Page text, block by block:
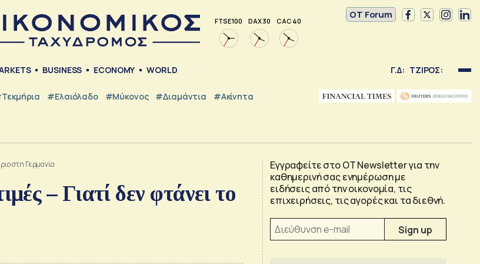
FTSE 100 DAX 30 CAC 40
OT Forum
BUSINESS ECONOMY WORLD Γ.Δ: ΤΖΙΡΟΣ:
#Ελαιόλαδο #Μύκονος #Διαμάντια #Ακίνητα
στη Γερμανία
– Γιατί δεν φτάνει το
Εγγραφείτε στο OT Newsletter για την
καθημερινή σας ενημέρωση με
ειδήσεις από την οικονομία, τις
επιχειρήσεις, τις αγορές και τα διεθνή.